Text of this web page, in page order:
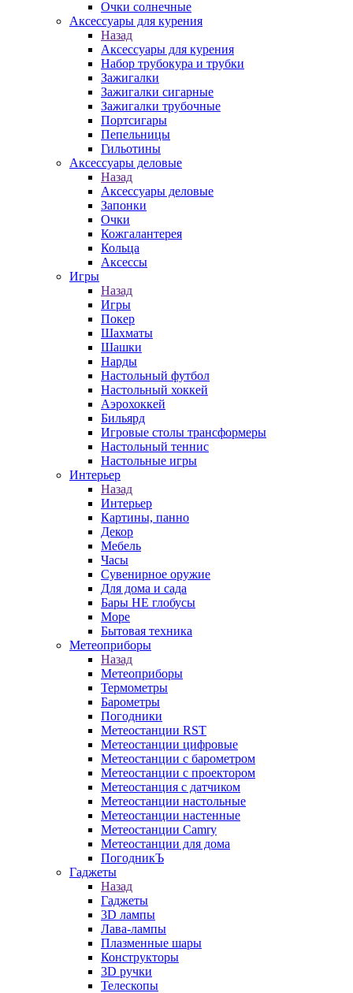
Очки солнечные
Аксессуары для курения
Назад
Аксессуары для курения
Набор трубокура и трубки
Зажигалки
Зажигалки сигарные
Зажигалки трубочные
Портсигары
Пепельницы
Гильотины
Аксессуары деловые
Назад
Аксессуары деловые
Запонки
Очки
Кожгалантерея
Кольца
Аксессы
Игры
Назад
Игры
Покер
Шахматы
Шашки
Нарды
Настольный футбол
Настольный хоккей
Аэрохоккей
Бильярд
Игровые столы трансформеры
Настольный теннис
Настольные игры
Интерьер
Назад
Интерьер
Картины, панно
Декор
Мебель
Часы
Сувенирное оружие
Для дома и сада
Бары НЕ глобусы
Море
Бытовая техника
Метеоприборы
Назад
Метеоприборы
Термометры
Барометры
Погодники
Метеостанции RST
Метеостанции цифровые
Метеостанции с барометром
Метеостанции с проектором
Метеостанция с датчиком
Метеостанции настольные
Метеостанции настенные
Метеостанции Camry
Метеостанции для дома
ПогодникЪ
Гаджеты
Назад
Гаджеты
3D лампы
Лава-лампы
Плазменные шары
Конструкторы
3D ручки
Телескопы